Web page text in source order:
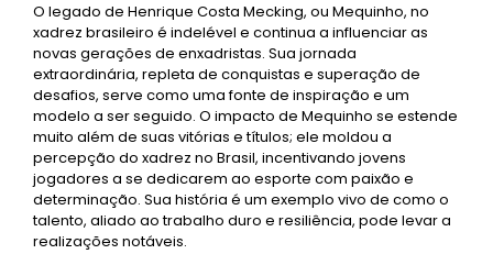
O legado de Henrique Costa Mecking, ou Mequinho, no
xadrez brasileiro é indelével e continua a influenciar as
novas gerações de enxadristas. Sua jornada
extraordinária, repleta de conquistas e superação de
desafios, serve como uma fonte de inspiração e um
modelo a ser seguido. O impacto de Mequinho se estende
muito além de suas vitórias e títulos; ele moldou a
percepção do xadrez no Brasil, incentivando jovens
jogadores a se dedicarem ao esporte com paixão e
determinação. Sua história é um exemplo vivo de como o
talento, aliado ao trabalho duro e resiliência, pode levar a
realizações notáveis.